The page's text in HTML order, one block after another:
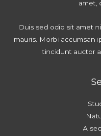
amet,
Duis sed odio sit amet
mauris. Morbi accumsan
tincidunt auctor
A